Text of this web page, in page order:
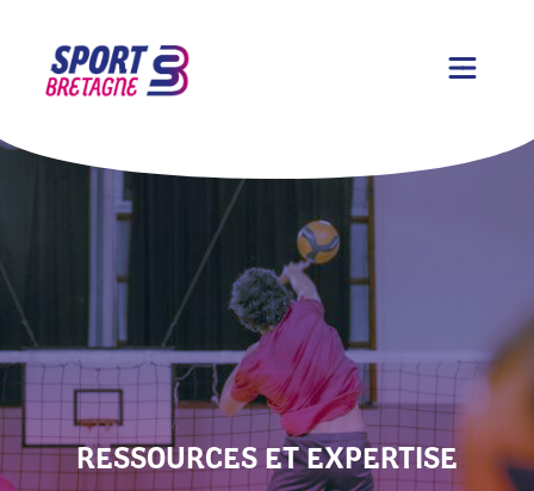
RESSOURCES ET EXPERTISE